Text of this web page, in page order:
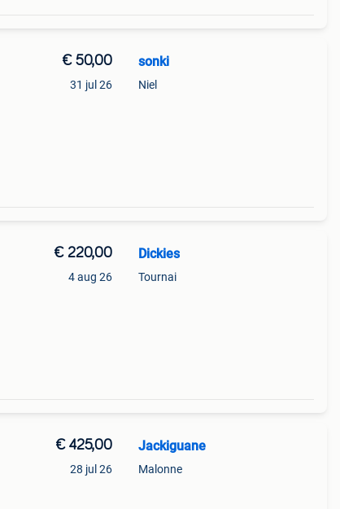
€ 50,00
31 jul 26
sonki
Niel
€ 220,00
4 aug 26
Dickies
Tournai
€ 425,00
28 jul 26
Jackiguane
Malonne